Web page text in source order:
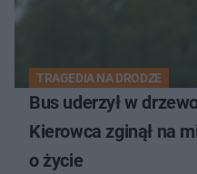
TRAGEDIA NA DRODZE
Bus uderzył w
Kierowca zginął na
o życie